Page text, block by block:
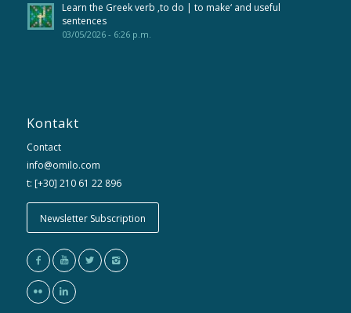
Learn the Greek verb ‚to do | to make‘ and useful
sentences
03/05/2026 - 6:26 p.m.
Kontakt
Contact
info@omilo.com
t: [+30] 210 61 22 896
Newsletter Subscription